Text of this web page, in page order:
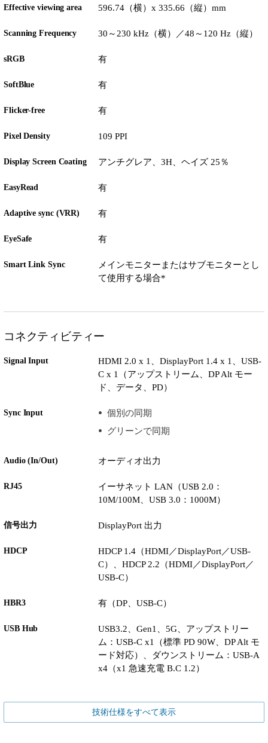
Effective viewing area 596.74（横）x 335.66（縦）mm
Scanning Frequency 30～230 kHz（横）／48～120 Hz（縦）
sRGB 有
SoftBlue 有
Flicker-free 有
Pixel Density 109 PPI
Display Screen Coating アンチグレア、3H、ヘイズ 25％
EasyRead 有
Adaptive sync (VRR) 有
EyeSafe 有
Smart Link Sync
メインモニターまたはサブモニターとし
て使用する場合*
コネクティビティー
Signal Input
HDMI 2.0 x 1、DisplayPort 1.4 x 1、USB-
C x 1（アップストリーム、DP Alt モー
ド、データ、PD）
Sync Input
個別の同期
グリーンで同期
Audio (In/Out) オーディオ出力
RJ45
イーサネット LAN（USB 2.0：
10M/100M、USB 3.0：1000M）
信号出力 DisplayPort 出力
HDCP
HDCP 1.4（HDMI／DisplayPort／USB-
C）、HDCP 2.2（HDMI／DisplayPort／
USB-C）
HBR3 有（DP、USB-C）
USB Hub
USB3.2、Gen1、5G、アップストリー
ム：USB-C x1（標準 PD 90W、DP Alt モ
ード対応）、ダウンストリーム：USB-A
x4（x1 急速充電 B.C 1.2）
技術仕様をすべて表示